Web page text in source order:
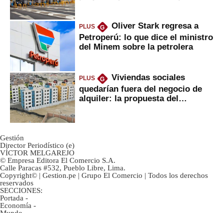
PLUS G
Oliver Stark regresa a
Petroperú: lo que dice el ministro
del Minem sobre la petrolera
PLUS G
Viviendas sociales
quedarían fuera del negocio de
alquiler: la propuesta del
Gestión
Director Periodístico (e)
VÍCTOR MELGAREJO
© Empresa Editora El Comercio S.A.
Calle Paracas #532, Pueblo Libre, Lima.
Copyright© | Gestion.pe | Grupo El Comercio | Todos los derechos
reservados
SECCIONES:
Portada -
Economía -